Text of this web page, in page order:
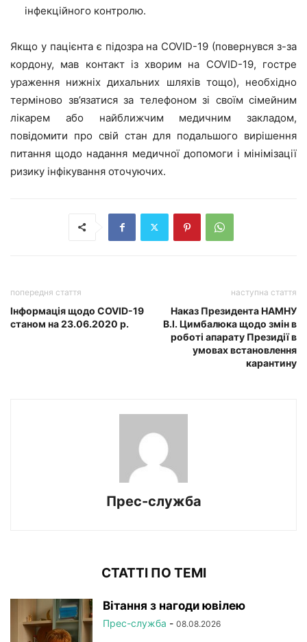
інфекційного контролю.
Якщо у пацієнта є підозра на COVID-19 (повернувся з-за
кордону, мав контакт із хворим на COVID-19, гостре
ураження нижніх дихальних шляхів тощо), необхідно
терміново зв’язатися за телефоном зі своїм сімейним
лікарем або найближчим медичним закладом,
повідомити про свій стан для подальшого вирішення
питання щодо надання медичної допомоги і мінімізації
ризику інфікування оточуючих.
попередня стаття
Інформація щодо COVID-19
станом на 23.06.2020 р.
наступна стаття
Наказ Президента НАМНУ
В.І. Цимбалюка щодо змін в
роботі апарату Президії в
умовах встановлення
карантину
Прес-служба
СТАТТІ ПО ТЕМІ
Вітання з нагоди ювілею
Прес-служба - 08.08.2026